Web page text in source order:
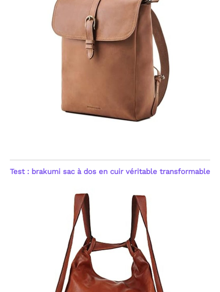
Test : brakumi sac à dos en cuir véritable transformable